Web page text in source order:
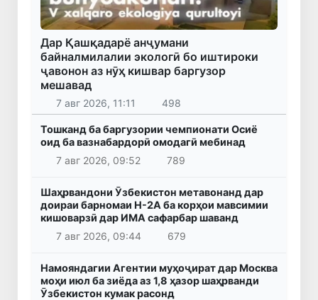
Дар Қашқадарё анҷумани
байналмилалии экологӣ бо иштироки
ҷавонон аз нӯҳ кишвар баргузор
мешавад
7 авг 2026, 11:11 498
Тошканд ба баргузории чемпионати Осиё
оид ба вазнабардорӣ омодагӣ мебинад
7 авг 2026, 09:52
789
Шаҳрвандони Ӯзбекистон метавонанд дар
доираи барномаи H-2A ба корҳои мавсимии
кишоварзӣ дар ИМА сафарбар шаванд
7 авг 2026, 09:44
679
Намояндагии Агентии муҳоҷират дар Москва
моҳи июл ба зиёда аз 1,8 ҳазор шаҳрванди
Ӯзбекистон кумак расонд